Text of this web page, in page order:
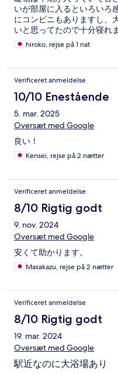
いが部屋に入るといろいろ
にコンビニもありますし、
いと思ってたので十分寝れ
hiroko, rejse på 1 nat
Verificeret anmeldelse
10/10 Enestående
5. mar. 2025
Oversæt med Google
良い！
Kensei, rejse på 2 nætter
Verificeret anmeldelse
8/10 Rigtig godt
9. nov. 2024
Oversæt med Google
安くて助かります。
Masakazu, rejse på 2 nætter
Verificeret anmeldelse
8/10 Rigtig godt
19. mar. 2024
Oversæt med Google
駅近なのに大浴場あり